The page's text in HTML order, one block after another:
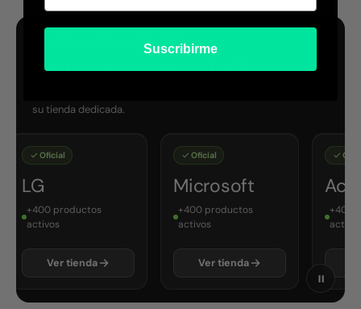
DISTRIBUIDOR AUTORIZADO
Las mejores marcas tech
su tienda dedicada.
Oficial
LG
+400 productos
activos
Ver tienda
Oficial
Microsoft
+400 productos
activos
Ver tienda
Oficial
Acer
+400
activos
Suscribirme